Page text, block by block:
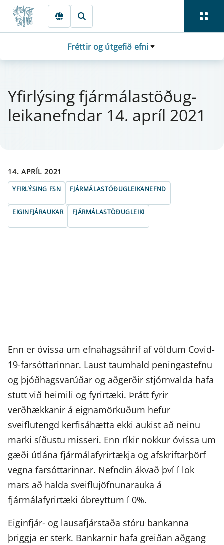
Fara beint í Meginmál
Fréttir og útgefið efni
Yfi­r­lýs­ing fjá­r­málastöðug­
leika­nefnd­ar 14. apríl 2021
14. APRÍL 2021
YFIRLÝSING FSN FJÁRMÁLASTÖÐUGLEIKANEFND
EIGINFJÁRAUKAR FJÁRMÁLASTÖÐUGLEIKI
Enn er óvissa um efnahagsáhrif af völdum Covid-
19-farsóttarinnar. Laust taumhald peningastefnu
og þjóðhagsvarúðar og aðgerðir stjórnvalda hafa
stutt við heimili og fyrirtæki. Þrátt fyrir
verðhækkanir á eignamörkuðum hefur
sveiflutengd kerfisáhætta ekki aukist að neinu
marki síðustu misseri. Enn ríkir nokkur óvissa um
gæði útlána fjármálafyrirtækja og afskriftarþörf
vegna farsóttarinnar. Nefndin ákvað því í lok
mars að halda sveiflujöfnunarauka á
fjármálafyrirtæki óbreyttum í 0%.
Eiginfjár- og lausafjárstaða stóru bankanna
þriggja er sterk. Bankarnir hafa greiðan aðgang